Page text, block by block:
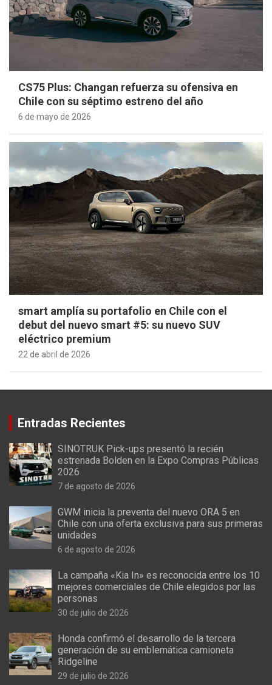
CS75 Plus: Changan refuerza su ofensiva en
Chile con su séptimo estreno del año
6 de mayo de 2026
smart amplía su portafolio en Chile con el
debut del nuevo smart #5: su nuevo SUV
eléctrico premium
22 de abril de 2026
Entradas Recientes
SINOTRUK Pick-ups presentó la recién
estrenada Bolden en la Expo Compras Públicas
2026
7 de agosto de 2026
GWM inicia la preventa del nuevo ORA 5 en
Chile con una oferta exclusiva para sus primeras
unidades
6 de agosto de 2026
La campaña «Kia In» es reconocida entre los 10
mejores comerciales de Chile elegidos por las
personas
30 de julio de 2026
Honda confirmó el desarrollo de la tercera
generación de su emblemática camioneta
Ridgeline
29 de julio de 2026